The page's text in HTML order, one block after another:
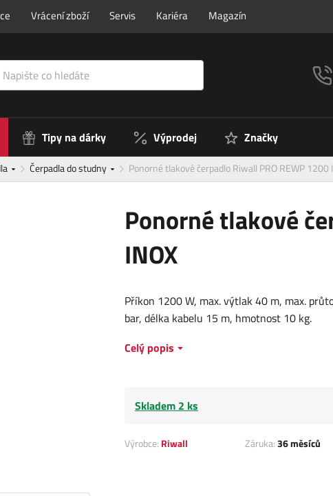
Vrácení zboží Servis Kariéra Magazín
Tipy na dárky Výprodej Značky
Čerpadla do studny Ponorné tlakové čerpadlo Riwall PRO REWP 1200
Ponorné tlakové
INOX
Příkon 1200 W, max. výtlak 40 m, max.
bar, délka kabelu 15 m, hmotnost 10 kg.
Celý popis
Skladem 2 ks
Výrobce: Riwall Záruka:36 měsíců